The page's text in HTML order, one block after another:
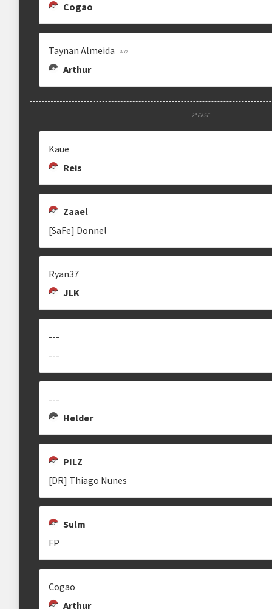
Cogao
Taynan Almeida
Arthur
2ª FASE
Kaue
Reis
Zaael
[SaFe] Donnel
Ryan37
JLK
---
---
---
Helder
PILZ
[DR] Thiago Nunes
Sulm
FP
Cogao
Arthur